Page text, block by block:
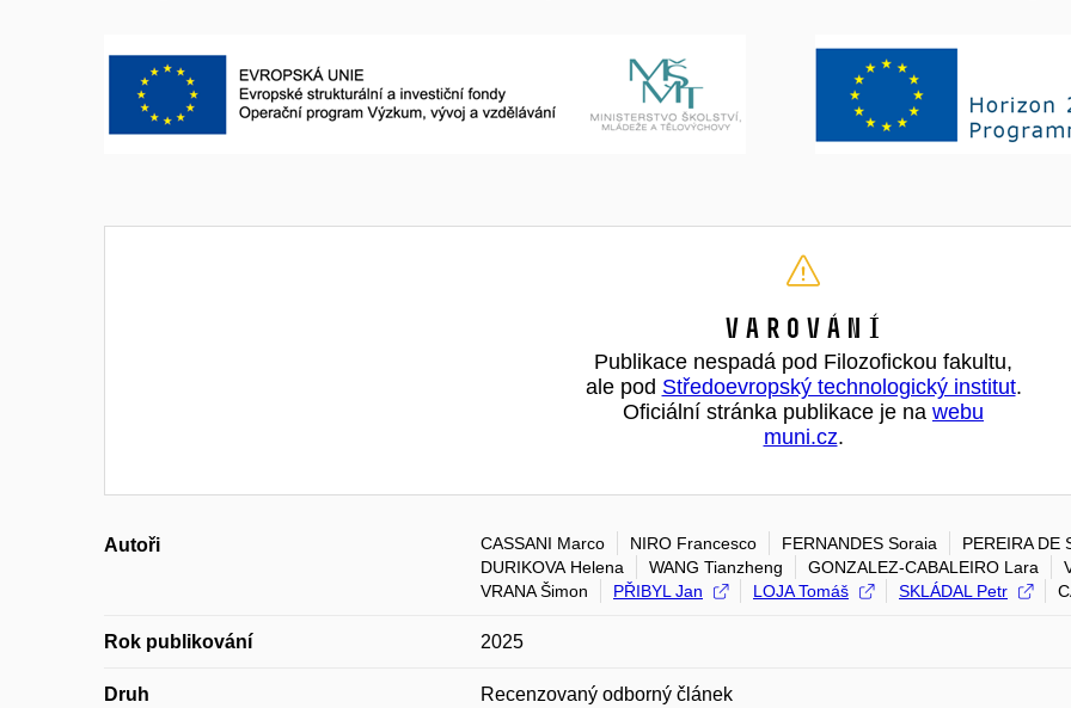
Varování
Publikace nespadá pod Filozofickou fakultu,
ale pod Středoevropský technologický institut.
Oficiální stránka publikace je na webu
muni.cz.
Autoři CASSANI Marco NIRO Francesco FERNANDES Soraia
PEREIRA DE
DURIKOVA Helena
WANG Tianzheng GONZALEZ-CABALEIRO Lara
VRANA Šimon
PŘIBYL Jan LOJA Tomáš SKLÁDAL Petr
Rok publikování 2025
Druh Recenzovaný odborný článek